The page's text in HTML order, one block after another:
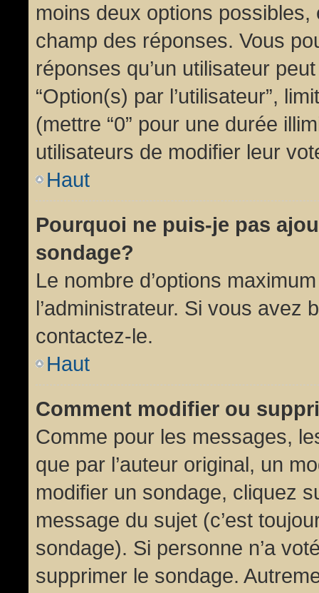
moins deux options
champ des réponses. Vous
réponses qu’un utilisateur
“Option(s) par l’utilisateur”,
(mettre “0” pour une durée
utilisateurs de modifier leur
Haut
Pourquoi ne puis-je pas
sondage?
Le nombre d’options
l’administrateur. Si vous avez
contactez-le.
Haut
Comment modifier ou
Comme pour les messages,
que par l’auteur original, un
modifier un sondage, cliquez
message du sujet (c’est
sondage). Si personne n’a
supprimer le sondage.